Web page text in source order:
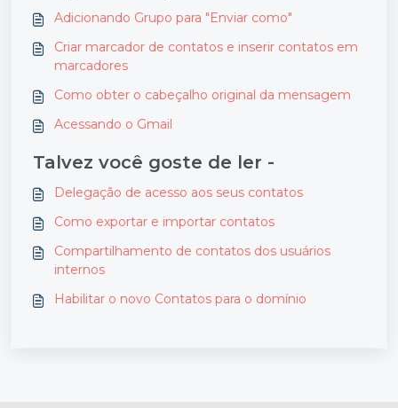
Adicionando Grupo para "Enviar como"
Criar marcador de contatos e inserir contatos em
marcadores
Como obter o cabeçalho original da mensagem
Acessando o Gmail
Talvez você goste de ler -
Delegação de acesso aos seus contatos
Como exportar e importar contatos
Compartilhamento de contatos dos usuários
internos
Habilitar o novo Contatos para o domínio